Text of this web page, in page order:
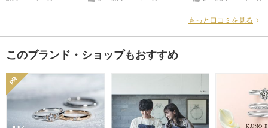
もっと口コミを見る
このブランド・ショップもおすすめ